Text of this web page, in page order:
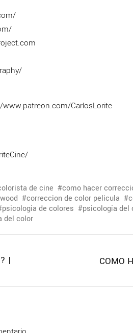
CarlosLorite
de cine como hacer
correccion de color pelicula
psicologia de colores psicología del
del color
|
COMO